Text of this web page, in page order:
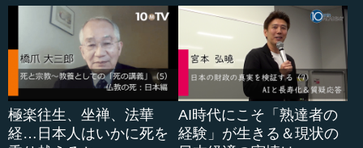
極楽往生、坐禅、法華
経…日本人はいかに死を
AI時代にこそ「熟達者の
経験」が生きる＆現状の